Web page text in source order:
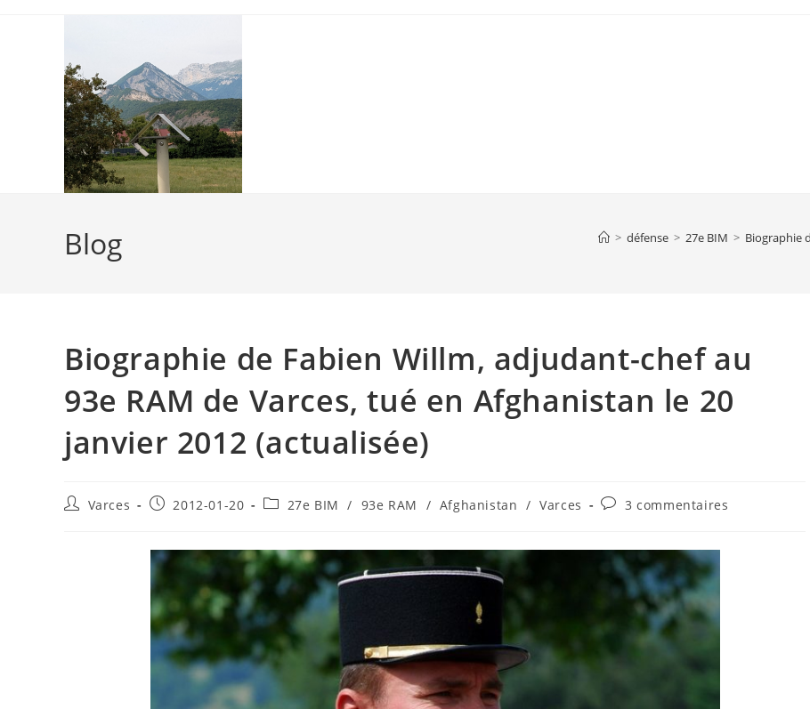
Blog > défense > 27e BIM > Biographie
Biographie de Fabien Willm, adjudant-chef au
93e RAM de Varces, tué en Afghanistan le 20
janvier 2012 (actualisée)
Auteur/autrice
Varces
Publication
2012-01-20
Post27e BIM / 93e RAM / Afghanistan / Varces
Commentaires
publication :
3 commentaires